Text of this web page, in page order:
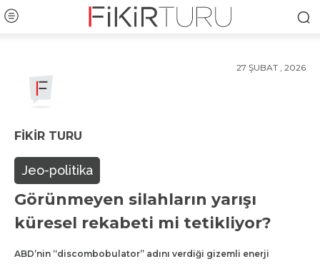
27 ŞUBAT , 2026
FIKIR TURU
Jeo-politika
Görünmeyen silahların yarışı
küresel rekabeti mi tetikliyor?
ABD’nin “discombobulator” adını verdiği gizemli enerji